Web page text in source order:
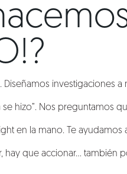
investigaciones a
hizo”. Nos preguntamos
en la mano. Te ayudamos
hay que accionar… también